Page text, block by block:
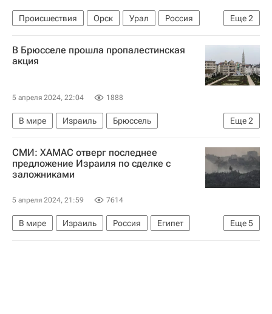
Еще2
Происшествия Орск Урал
Россия
МЧС России (Министерство РФ по делам гражданской обороны, чрезвычайным ситуациям и ликвидации последствий стихийных бедствий)
Прорыв дамбы в Орске
В Брюсселе прошла пропалестинская
акция
5 апреля 2024, 22:04 1888
Еще2
В мире Израиль
Брюссель
Тегеран (город)
Обострение палестино-израильского конфликта в 2023 году
СМИ: ХАМАС отверг последнее
предложение Израиля по сделке с
заложниками
5 апреля 2024, 21:59 7614
Еще5
В мире Израиль Россия
Египет
Уильям Бернс
ХАМАС
ООН